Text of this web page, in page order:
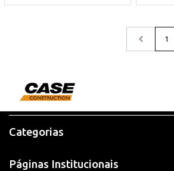
1
Categorias
Páginas Institucionais